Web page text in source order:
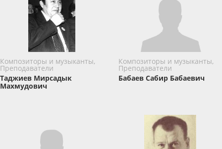
Композиторы и музыканты,
Преподаватели
Таджиев Мирсадык
Махмудович
Композиторы и музыканты,
Преподаватели
Бабаев Сабир Бабаевич